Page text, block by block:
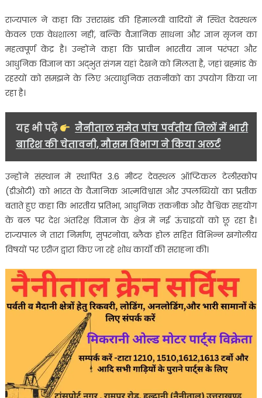
राज्यपाल ने कहा कि उत्तराखंड की हिमालयी वादियों में स्थित देवस्थल
केवल एक वेधशाला नहीं, बल्कि वैज्ञानिक साधना और ज्ञान सृजन का
महत्वपूर्ण केंद्र है। उन्होंने कहा कि प्राचीन भारतीय ज्ञान परंपरा और
आधुनिक विज्ञान का अद्भुत संगम यहां देखने को मिलता है, जहां ब्रह्मांड के
रहस्यों को समझने के लिए अत्याधुनिक तकनीकों का उपयोग किया जा
रहा है।
यह भी पढ़ें
नैनीताल समेत पांच पर्वतीय जिलों में भारी
बारिश की चेतावनी, मौसम विभाग ने किया अलर्ट
उन्होंने संस्थान में स्थापित 3.6 मीटर देवस्थल ऑप्टिकल टेलीस्कोप
(डीओटी) को भारत के वैज्ञानिक आत्मविश्वास और उपलब्धियों का प्रतीक
बताते हुए कहा कि भारतीय प्रतिभा, आधुनिक तकनीक और वैश्विक सहयोग
के बल पर देश अंतरिक्ष विज्ञान के क्षेत्र में नई ऊंचाइयों को छू रहा है।
राज्यपाल ने तारा निर्माण, सुपरनोवा, ब्लैक होल सहित विभिन्न खगोलीय
विषयों पर एरीज द्वारा किए जा रहे शोध कार्यों की सराहना की।